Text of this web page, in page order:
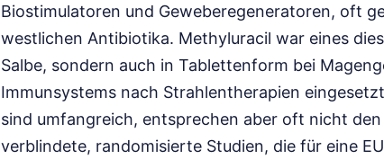
Biostimulatoren und Geweberegeneratoren, oft
westlichen Antibiotika. Methyluracil war eines
Salbe, sondern auch in Tablettenform bei
Immunsystems nach Strahlentherapien
sind umfangreich, entsprechen aber oft nicht
verblindete, randomisierte Studien, die für eine